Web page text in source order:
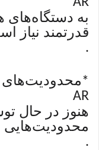
به دستگاه‌های
قدرتمند نیاز
.
*محدودیت‌های
AR
هنوز در حال
محدودیت‌هایی
.